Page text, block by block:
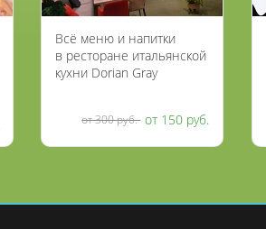
Всё меню и напитки
в ресторане итальянской
кухни Dorian Gray
от 300 руб. от 150 руб.